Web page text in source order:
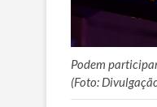
Podem
(Foto: